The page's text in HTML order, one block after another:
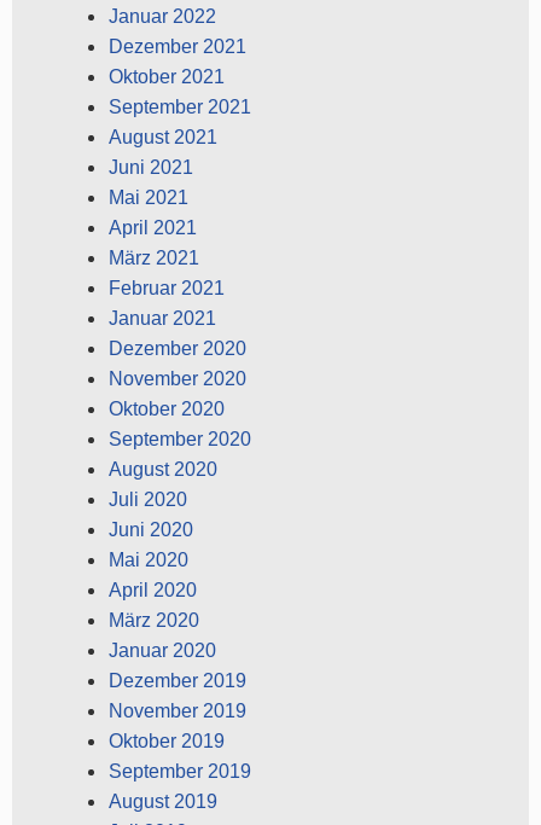
Januar 2022
Dezember 2021
Oktober 2021
September 2021
August 2021
Juni 2021
Mai 2021
April 2021
März 2021
Februar 2021
Januar 2021
Dezember 2020
November 2020
Oktober 2020
September 2020
August 2020
Juli 2020
Juni 2020
Mai 2020
April 2020
März 2020
Januar 2020
Dezember 2019
November 2019
Oktober 2019
September 2019
August 2019